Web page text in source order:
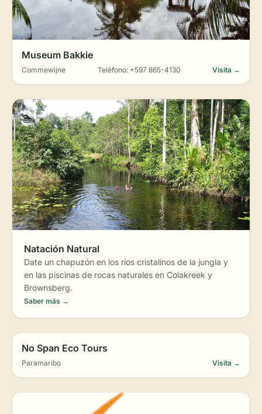
Museum Bakkie
Commewijne Teléfono: +597 865-4130 Visita →
🏊️
Natación Natural
Date un chapuzón en los ríos cristalinos de la jungla y
en las piscinas de rocas naturales en Colakreek y
Brownsberg.
Saber más →
No Span Eco Tours
Paramaribo Visita →